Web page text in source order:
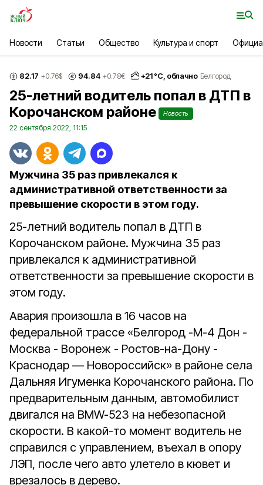
Новости Статьи Общество Культура и спорт
82.17 +0.76$ 94.84 +0.78€ +21°С, облачно Белгород
25-летний водитель попал в ДТП в
Корочанском районе
Новость
22 сентября 2022, 11:15
Мужчина 35 раз привлекался к
административной ответственности за
превышение скорости в этом году.
25-летний водитель попал в ДТП в
Корочанском районе. Мужчина 35 раз
привлекался к административной
ответственности за превышение скорости в
этом году.
Авария произошла в 16 часов на
федеральной трассе «Белгород -М-4 Дон -
Москва - Воронеж - Ростов-на-Дону -
Краснодар — Новороссийск» в районе села
Дальняя Игуменка Корочанского района. По
предварительным данным, автомобилист
двигался на BMW-523 на небезопасной
скорости. В какой-то момент водитель не
справился с управлением, въехал в опору
ЛЭП, после чего авто улетело в кювет и
врезалось в дерево.